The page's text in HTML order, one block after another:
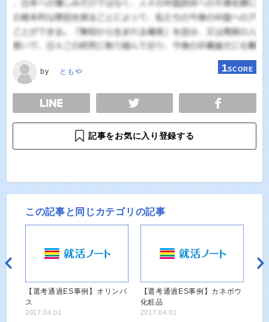
by ともや 1SCORE
TWEET
記事をお気に入り登録する
この記事と同じカテゴリの記事
【選考通過ES事例】オリンパ
ス
2017.04.01
【選考通過ES事例】カネボウ
化粧品
2017.04.01